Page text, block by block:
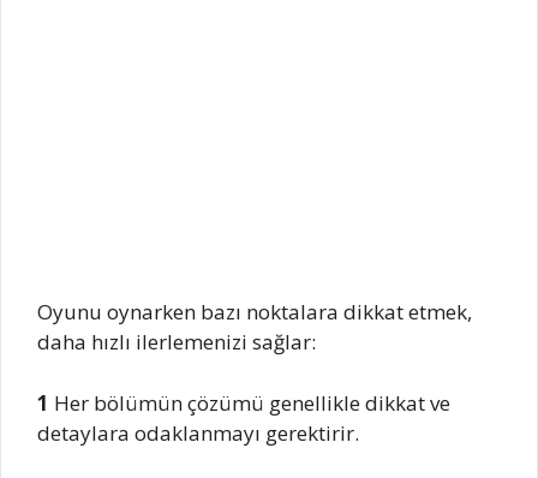
Oyunu oynarken bazı noktalara dikkat etmek,
daha hızlı ilerlemenizi sağlar:
1 Her bölümün çözümü genellikle dikkat ve
detaylara odaklanmayı gerektirir.